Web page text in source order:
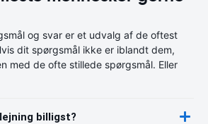
og svar er et udvalg af de oftest
dit spørgsmål ikke er iblandt dem,
med de ofte stillede spørgsmål. Eller
billigst?